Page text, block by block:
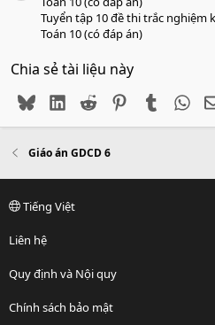
Tuyển tập 10 đề thi trắc nghiệm
Toán 10 (có đáp án)
Chia sẻ tài liệu này
BlueskyLinkedIn
Reddit PinterestTumblr
Giáo án GDCD 6
Tiếng Việt
Liên hệ
Quy định và Nội quy
Chính sách bảo mật